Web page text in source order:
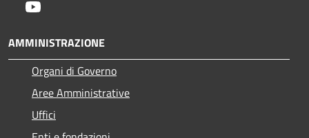
AMMINISTRAZIONE
Organi di Governo
Aree Amministrative
Uffici